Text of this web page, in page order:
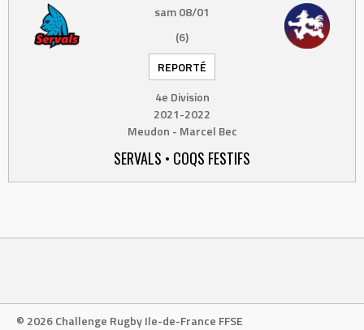
sam 08/01
(6)
REPORTÉ
4e Division
2021-2022
Meudon - Marcel Bec
SERVALS • COQS FESTIFS
© 2026 Challenge Rugby Ile-de-France FFSE